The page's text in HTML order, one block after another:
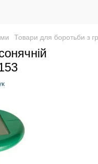
Товари для боротьби з